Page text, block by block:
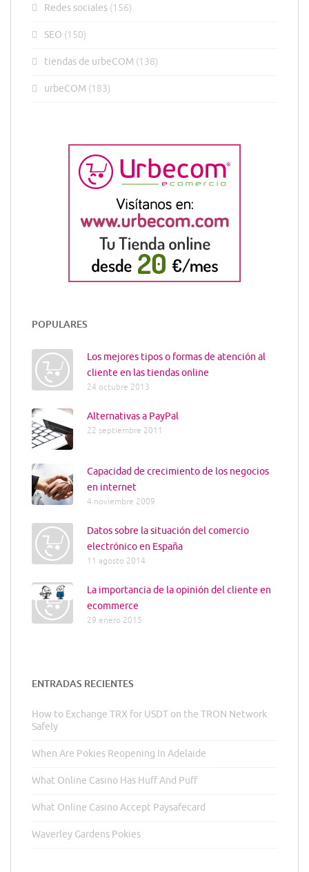
Redes sociales (156)
SEO (150)
tiendas de urbeCOM (138)
urbeCOM (183)
POPULARES
Los mejores tipos o formas de atención al
cliente en las tiendas online
24 octubre 2013
Alternativas a PayPal
22 septiembre 2011
Capacidad de crecimiento de los negocios
en internet
4 noviembre 2009
Datos sobre la situación del comercio
electrónico en España
11 agosto 2014
La importancia de la opinión del cliente en
ecommerce
29 enero 2015
ENTRADAS RECIENTES
How to Exchange TRX for USDT on the TRON Network
Safely
When Are Pokies Reopening In Adelaide
What Online Casino Has Huff And Puff
What Online Casino Accept Paysafecard
Waverley Gardens Pokies